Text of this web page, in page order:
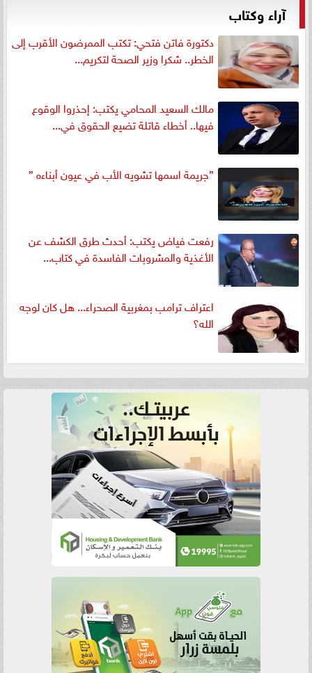
آراء وكتاب
دكتورة فاتن فتحي: تكتب الممرضون الأقرب إلى
الخطر.. شكرا وزير الصحة لتكريم...
مالك السعيد المحامي يكتب: إحذروا الوقوع
فيها.. أخطاء قاتلة تضيع الحقوق في...
”جريمة اسمها تشويه الأب في عيون أبناءه ”
رفعت فياض يكتب: أحدث طرق الكشف عن
الأغذية والمشروبات الفاسدة في كتاب...
اعتراف ترامب بمغربية الصحراء... هل كان لوجه
الله؟